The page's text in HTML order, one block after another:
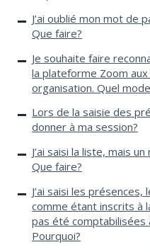
J’ai oublié mon mot de
Que faire?
Je souhaite faire
la plateforme Zoom
organisation. Quel
Lors de la saisie des
donner à ma session?
J’ai saisi la liste, mais
Que faire?
J’ai saisi les
comme étant inscrits à
pas été comptabilisées
Pourquoi?